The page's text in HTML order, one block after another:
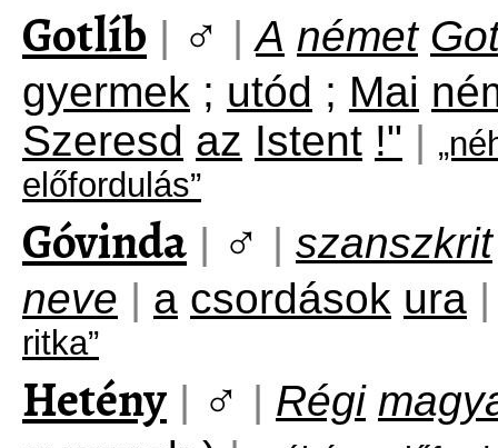
Gotlíb | ♂ | A német
gyermek ; utód ; Mai
Szeresd az Istent !" |
előfordulás”
Góvinda | ♂ | szanszkrit
neve | a csordások ura |
ritka”
Hetény | ♂ | Régi